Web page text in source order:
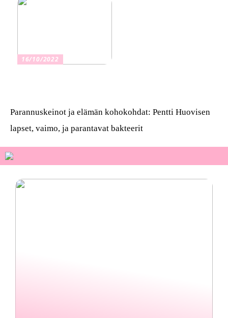
16/10/2022
Parannuskeinot ja elämän kohokohdat: Pentti Huovisen
lapset, vaimo, ja parantavat bakteerit